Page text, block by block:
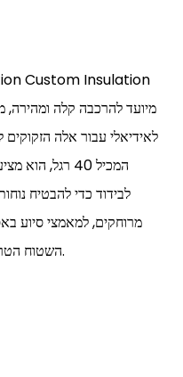
לאידיאלי עבור אלה הזקוקים
המכיל 40 רגל,
לבידוד כדי להבטיח
מרוחקים, למאמצי סיוע
השטוח הטרומי הזה מספק פתרון רב תכליתי ונוח.